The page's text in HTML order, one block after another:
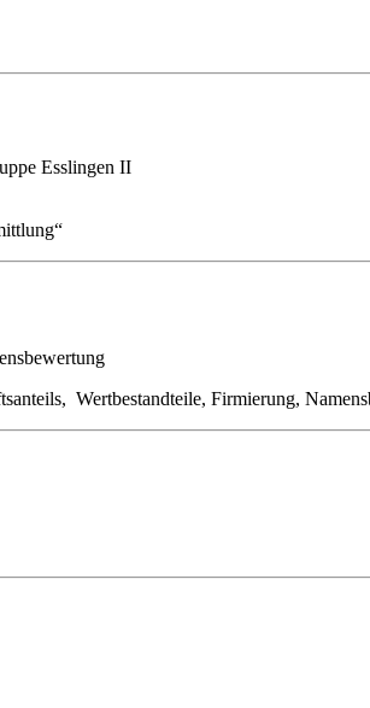
Esslingen II
Wertbestandteile, Firmierung,